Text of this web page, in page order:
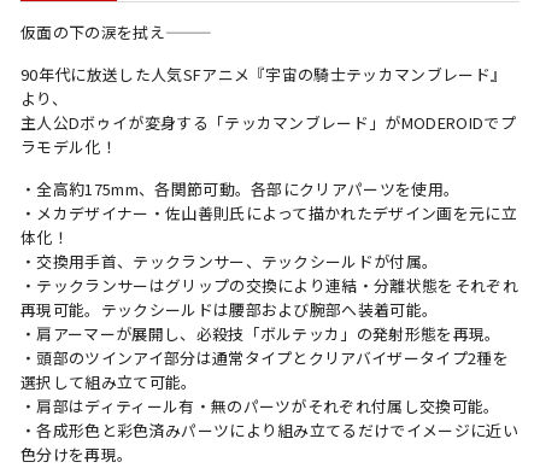
仮面の下の涙を拭え———
90年代に放送した人気SFアニメ『宇宙の騎士テッカマンブレード』
より、
主人公Dボゥイが変身する「テッカマンブレード」がMODEROIDでプ
ラモデル化！
・全高約175mm、各関節可動。各部にクリアパーツを使用。
・メカデザイナー・佐山善則氏によって描かれたデザイン画を元に立
体化！
・交換用手首、テックランサー、テックシールドが付属。
・テックランサーはグリップの交換により連結・分離状態をそれぞれ
再現可能。テックシールドは腰部および腕部へ装着可能。
・肩アーマーが展開し、必殺技「ボルテッカ」の発射形態を再現。
・頭部のツインアイ部分は通常タイプとクリアバイザータイプ2種を
選択して組み立て可能。
・肩部はディティール有・無のパーツがそれぞれ付属し交換可能。
・各成形色と彩色済みパーツにより組み立てるだけでイメージに近い
色分けを再現。